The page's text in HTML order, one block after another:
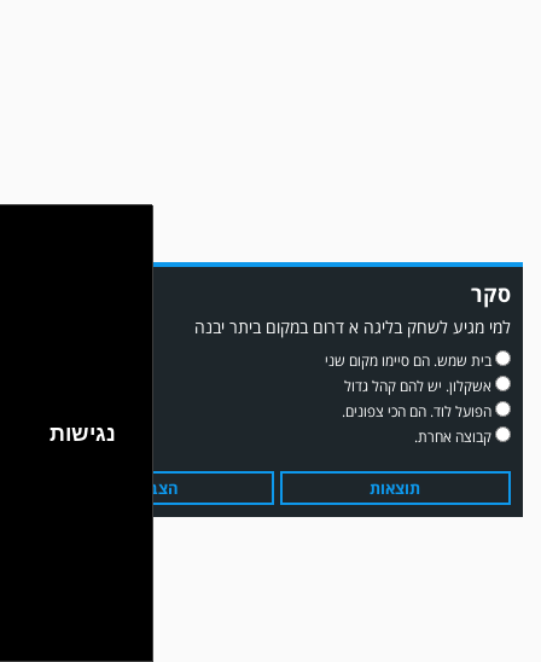
סקר
למי מגיע לשחק בליגה א דרום במקום ביתר יבנה
בית שמש. הם סיימו מקום שני
אשקלון. יש להם קהל גדול
הפועל לוד. הם הכי צפונים.
קבוצה אחרת.
תוצאות הצבע
נגישות